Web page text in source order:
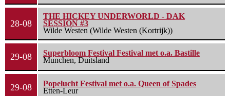
28-08
THE HICKEY UNDERWORLD - DAK
SESSION #3
Wilde Westen (Wilde Westen (Kortrijk))
29-08
Superbloom Festival Festival met o.a. Bastille
Munchen, Duitsland
29-08
Popelucht Festival met o.a. Queen of Spades
Etten-Leur